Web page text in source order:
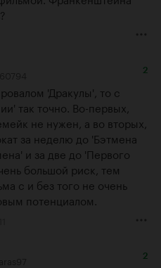
2
'Дракулы', то с
так точно. Во-первых,
не нужен, а во вторых,
за неделю до 'Бэтмена
и за две до 'Первого
большой риск, тем
с и без того не очень
потенциалом.
2